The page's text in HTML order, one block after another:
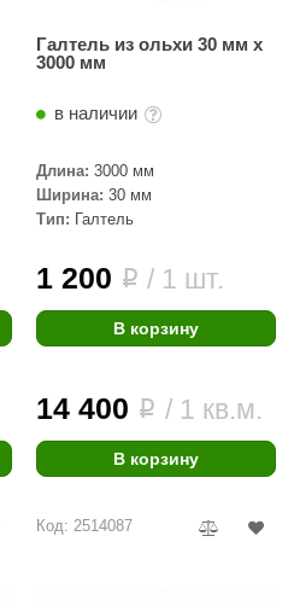
Галтель из ольхи 30 мм х
3000 мм
в наличии
Длина: 3000 мм
Ширина: 30 мм
Тип: Галтель
1 200 i / 1 шт.
В корзину
14 400 i / 1 кв.м.
В корзину
Код: 2514087